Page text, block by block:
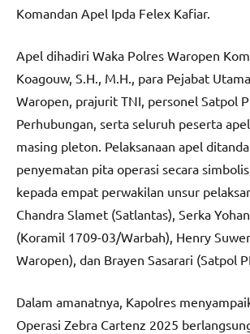
Komandan Apel Ipda Felex Kafiar.
Apel dihadiri Waka Polres Waropen
Koagouw, S.H., M.H., para Pejabat
Waropen, prajurit TNI, personel Satpol
Perhubungan, serta seluruh peserta
masing pleton. Pelaksanaan apel
penyematan pita operasi secara
kepada empat perwakilan unsur
Chandra Slamet (Satlantas), Serka
(Koramil 1709-03/Warbah), Henry
Waropen), dan Brayen Sasarari (Satpol
Dalam amanatnya, Kapolres
Operasi Zebra Cartenz 2025